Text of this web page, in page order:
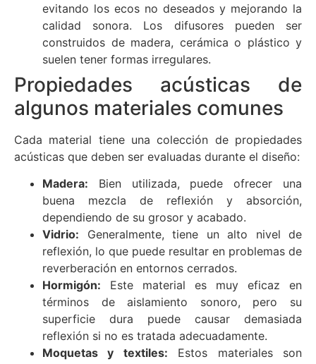
evitando los ecos no deseados y mejorando la
calidad sonora. Los difusores pueden ser
construidos de madera, cerámica o plástico y
suelen tener formas irregulares.
Propiedades acústicas de
algunos materiales comunes
Cada material tiene una colección de propiedades
acústicas que deben ser evaluadas durante el diseño:
Madera: Bien utilizada, puede ofrecer una
buena mezcla de reflexión y absorción,
dependiendo de su grosor y acabado.
Vidrio: Generalmente, tiene un alto nivel de
reflexión, lo que puede resultar en problemas de
reverberación en entornos cerrados.
Hormigón: Este material es muy eficaz en
términos de aislamiento sonoro, pero su
superficie dura puede causar demasiada
reflexión si no es tratada adecuadamente.
Moquetas y textiles: Estos materiales son